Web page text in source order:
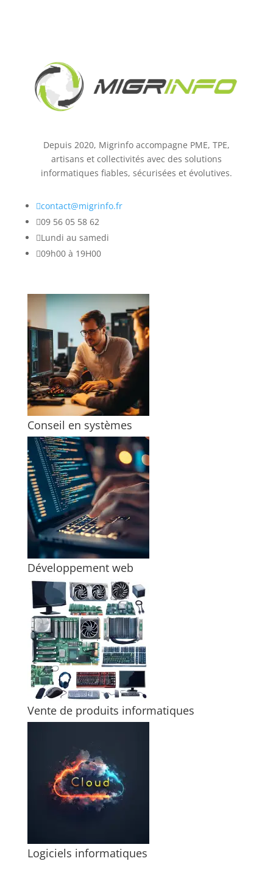
Depuis 2020, Migrinfo accompagne PME, TPE,
artisans et collectivités avec des solutions
informatiques fiables, sécurisées et évolutives.
contact@migrinfo.fr
09 56 05 58 62
Lundi au samedi
09h00 à 19H00
Conseil en systèmes
Développement web
Vente de produits informatiques
Logiciels informatiques